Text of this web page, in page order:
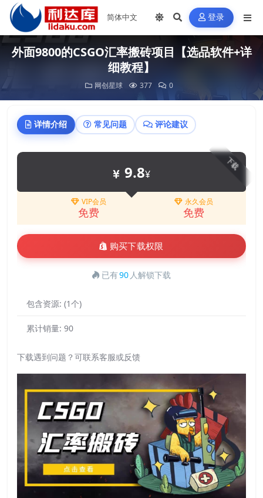
登录
外面9800的CSGO汇率搬砖项目【选品软件+详
细教程】
网创星球 377 0
详情介绍 常见问题 评论建议
下载
9.8¥
VIP会员
免费
永久会员
免费
购买下载权限
已有90 人解锁下载
包含资源: (1个)
累计销量: 90
下载遇到问题？可联系客服或反馈